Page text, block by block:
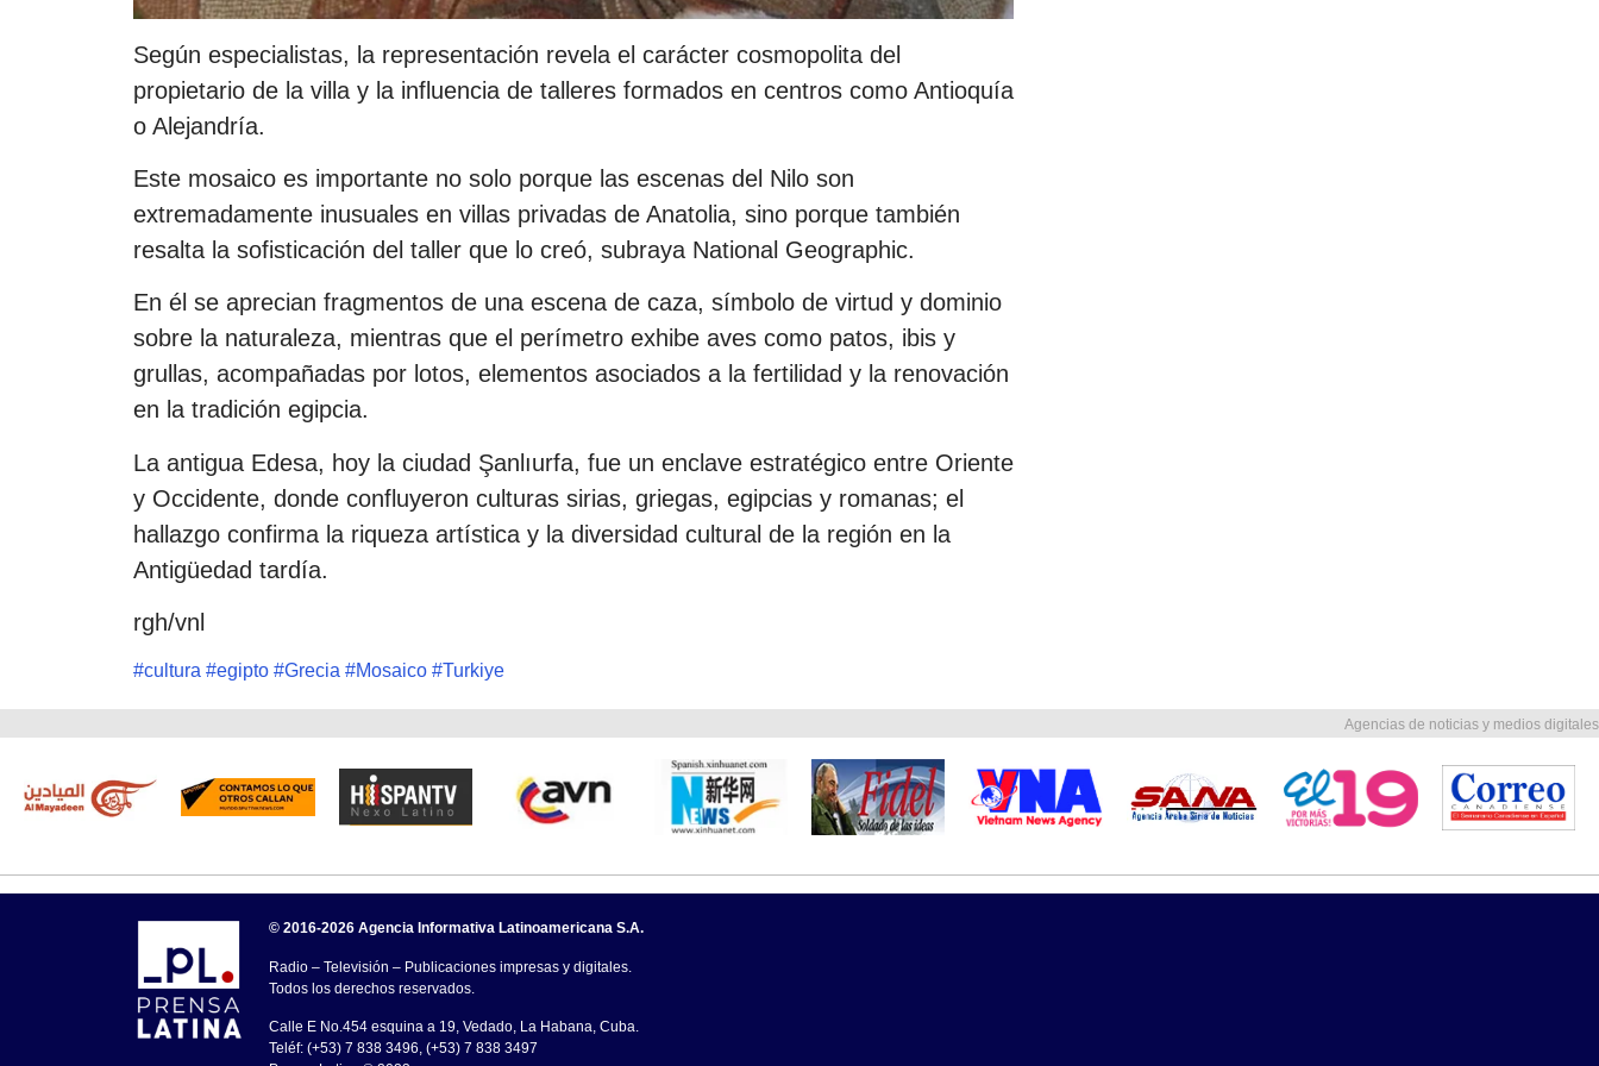
Según especialistas, la representación revela el carácter cosmopolita del
propietario de la villa y la influencia de talleres formados en centros como Antioquía
o Alejandría.
Este mosaico es importante no solo porque las escenas del Nilo son
extremadamente inusuales en villas privadas de Anatolia, sino porque también
resalta la sofisticación del taller que lo creó, subraya National Geographic.
En él se aprecian fragmentos de una escena de caza, símbolo de virtud y dominio
sobre la naturaleza, mientras que el perímetro exhibe aves como patos, ibis y
grullas, acompañadas por lotos, elementos asociados a la fertilidad y la renovación
en la tradición egipcia.
La antigua Edesa, hoy la ciudad Şanlıurfa, fue un enclave estratégico entre Oriente
y Occidente, donde confluyeron culturas sirias, griegas, egipcias y romanas; el
hallazgo confirma la riqueza artística y la diversidad cultural de la región en la
Antigüedad tardía.
rgh/vnl
#cultura #egipto #Grecia #Mosaico #Turkiye
Agencias de noticias y medios digitales
© 2016-2026 Agencia Informativa Latinoamericana S.A.
Radio – Televisión – Publicaciones impresas y digitales.
Todos los derechos reservados.
Calle E No.454 esquina a 19, Vedado, La Habana, Cuba.
Teléf: (+53) 7 838 3496, (+53) 7 838 3497